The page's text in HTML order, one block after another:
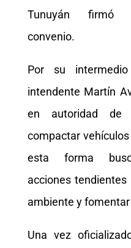
Tunuyán firmó
convenio.
Por su
intendente Martín
en autoridad de
compactar
esta forma
acciones
ambiente y
Una vez